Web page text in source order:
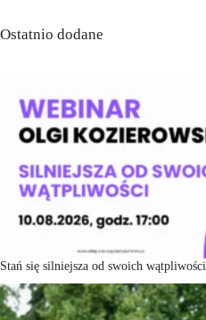
Ostatnio dodane
Stań się silniejsza od swoich wątpliwości